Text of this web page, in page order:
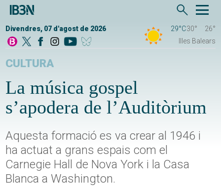
Divendres, 07 d'agost de 2026 29°C30°
26°
Illes Balears
CULTURA
La música gospel
s’apodera de l’Auditòrium
Aquesta formació es va crear al 1946 i
ha actuat a grans espais com el
Carnegie Hall de Nova York i la Casa
Blanca a Washington.